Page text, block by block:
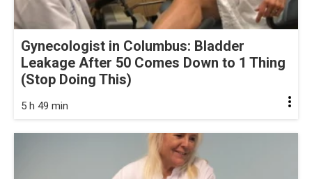
Gynecologist in Columbus: Bladder
Leakage After 50 Comes Down to 1 Thing
(Stop Doing This)
5 h 49 min